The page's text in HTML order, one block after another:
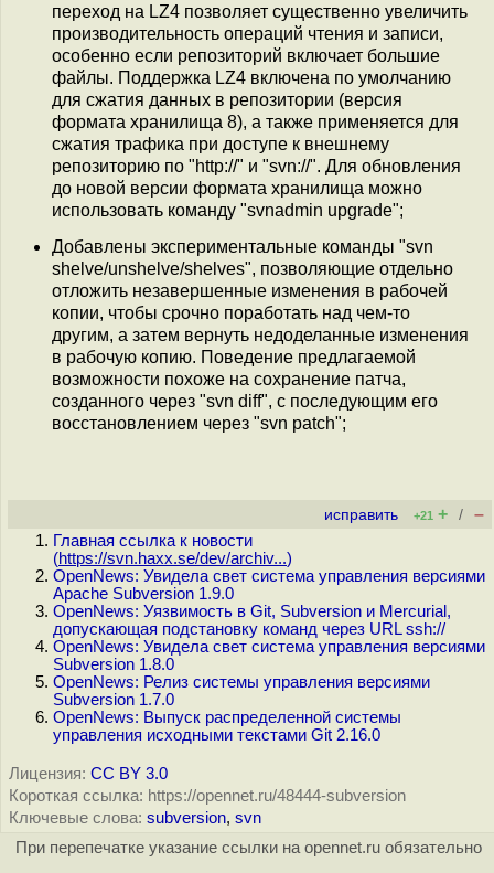
переход на LZ4 позволяет существенно увеличить
производительность операций чтения и записи,
особенно если репозиторий включает большие
файлы. Поддержка LZ4 включена по умолчанию
для сжатия данных в репозитории (версия
формата хранилища 8), а также применяется для
сжатия трафика при доступе к внешнему
репозиторию по "http://" и "svn://". Для обновления
до новой версии формата хранилища можно
использовать команду "svnadmin upgrade";
Добавлены экспериментальные команды "svn
shelve/unshelve/shelves", позволяющие отдельно
отложить незавершенные изменения в рабочей
копии, чтобы срочно поработать над чем-то
другим, а затем вернуть недоделанные изменения
в рабочую копию. Поведение предлагаемой
возможности похоже на сохранение патча,
созданного через "svn diff", с последующим его
восстановлением через "svn patch";
исправить +21 + / –
Главная ссылка к новости
(https://svn.haxx.se/dev/archiv...)
OpenNews: Увидела свет система управления версиями
Apache Subversion 1.9.0
OpenNews: Уязвимость в Git, Subversion и Mercurial,
допускающая подстановку команд через URL ssh://
OpenNews: Увидела свет система управления версиями
Subversion 1.8.0
OpenNews: Релиз системы управления версиями
Subversion 1.7.0
OpenNews: Выпуск распределенной системы
управления исходными текстами Git 2.16.0
Лицензия: CC BY 3.0
Короткая ссылка: https://opennet.ru/48444-subversion
Ключевые слова: subversion, svn
При перепечатке указание ссылки на opennet.ru обязательно